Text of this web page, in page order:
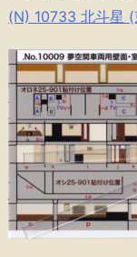
(N) 10733 北斗星